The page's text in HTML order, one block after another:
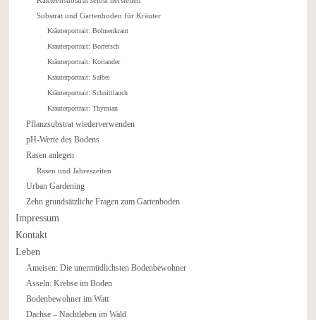
Substrat und Gartenboden für Kräuter
Kräuterportrait: Bohnenkraut
Kräuterportrait: Borretsch
Kräuterportrait: Koriander
Kräuterportrait: Salbei
Kräuterportrait: Schnittlauch
Kräuterportrait: Thymian
Pflanzsubstrat wiederverwenden
pH-Werte des Bodens
Rasen anlegen
Rasen und Jahreszeiten
Urban Gardening
Zehn grundsätzliche Fragen zum Gartenboden
Impressum
Kontakt
Leben
Ameisen: Die unermüdlichsten Bodenbewohner
Asseln: Krebse im Boden
Bodenbewohner im Watt
Dachse – Nachtleben im Wald